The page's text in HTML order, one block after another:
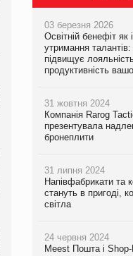
03 березня 2026
Освітній бенефіт як
утримання
підвищує
продуктивність
31 жовтня 2024
Компанія Rarog
презентувала
бронеплити
31 липня 2024
Напівфабрикати та
стануть в пригоді,
світла
24 червня 2024
Meest Пошта і